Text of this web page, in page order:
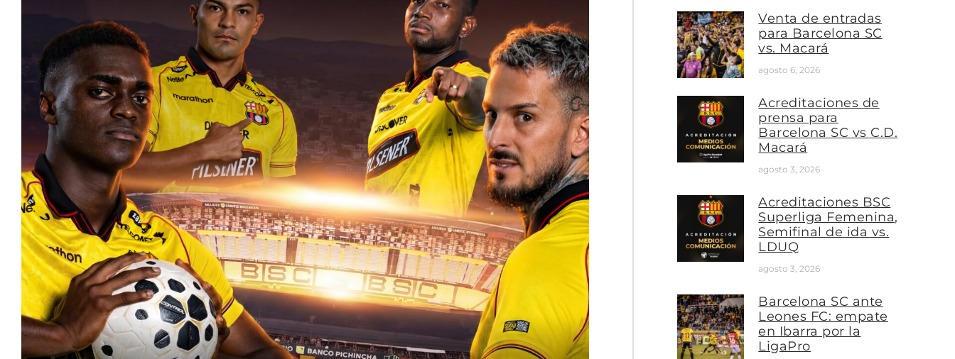
Venta de entradas
para Barcelona SC
vs. Macará
agosto 6, 2026
Acreditaciones de
prensa para
Barcelona SC vs C.D.
Macará
agosto 3, 2026
Acreditaciones BSC
Superliga Femenina,
Semifinal de ida vs.
LDUQ
agosto 3, 2026
Barcelona SC ante
Leones FC: empate
en Ibarra por la
LigaPro